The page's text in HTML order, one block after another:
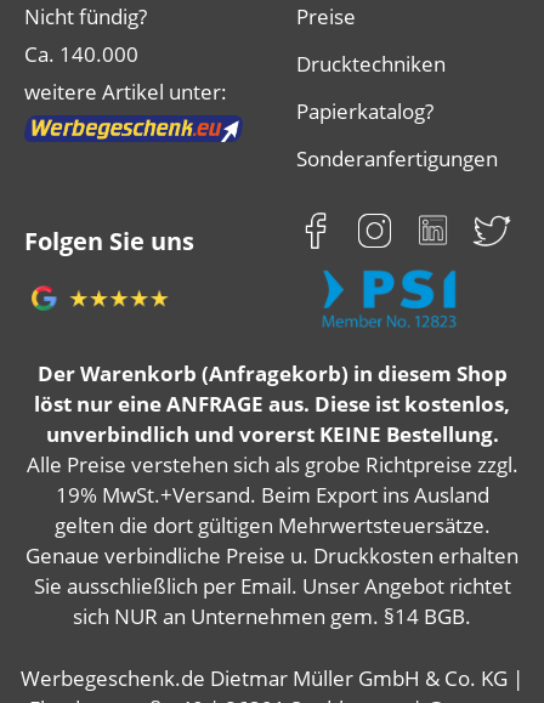
Nicht fündig?
Ca. 140.000
weitere Artikel unter:
Preise
Drucktechniken
Papierkatalog?
Sonderanfertigungen
Folgen Sie uns
Der Warenkorb (Anfragekorb) in diesem Shop
löst nur eine ANFRAGE aus. Diese ist kostenlos,
unverbindlich und vorerst KEINE Bestellung.
Alle Preise verstehen sich als grobe Richtpreise zzgl.
19% MwSt.+Versand. Beim Export ins Ausland
gelten die dort gültigen Mehrwertsteuersätze.
Genaue verbindliche Preise u. Druckkosten erhalten
Sie ausschließlich per Email. Unser Angebot richtet
sich NUR an Unternehmen gem. §14 BGB.
Werbegeschenk.de Dietmar Müller GmbH & Co. KG |